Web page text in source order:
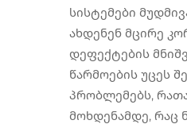
სისტემები
ახდენენ მცირე
დეფექტების
წარმოების უცეს
პრობლემებს,
მოხდენამდე, რაც